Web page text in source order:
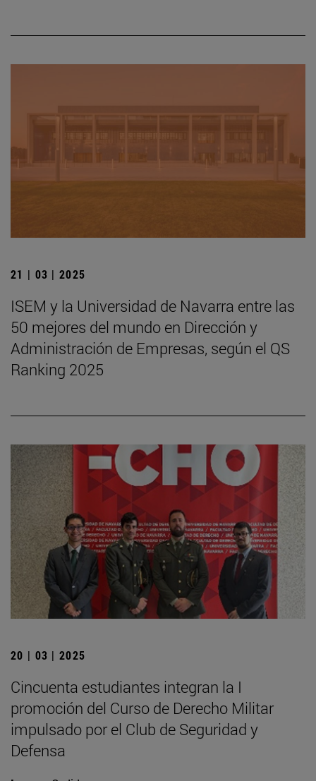
21 | 03 | 2025
ISEM y la Universidad de Navarra entre las
50 mejores del mundo en Dirección y
Administración de Empresas, según el QS
Ranking 2025
20 | 03 | 2025
Cincuenta estudiantes integran la I
promoción del Curso de Derecho Militar
impulsado por el Club de Seguridad y
Defensa